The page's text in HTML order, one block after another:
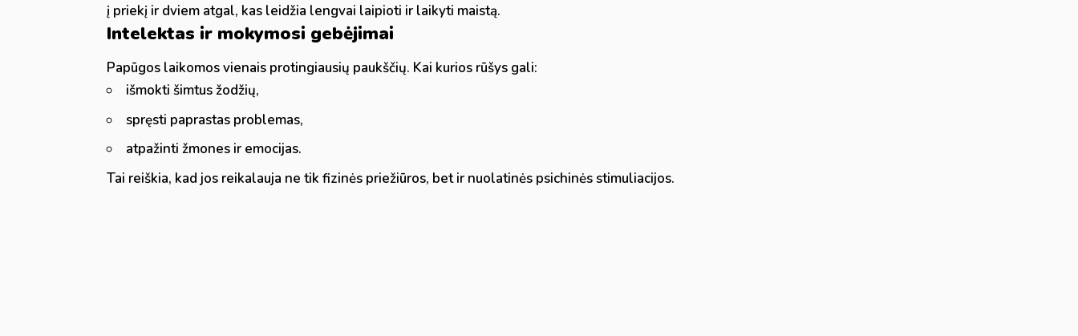
į priekį ir dviem atgal, kas leidžia lengvai laipioti ir laikyti maistą.
Intelektas ir mokymosi gebėjimai
Papūgos laikomos vienais protingiausių paukščių. Kai kurios rūšys gali:
išmokti šimtus žodžių,
spręsti paprastas problemas,
atpažinti žmones ir emocijas.
Tai reiškia, kad jos reikalauja ne tik fizinės priežiūros, bet ir nuolatinės psichinės stimuliacijos.